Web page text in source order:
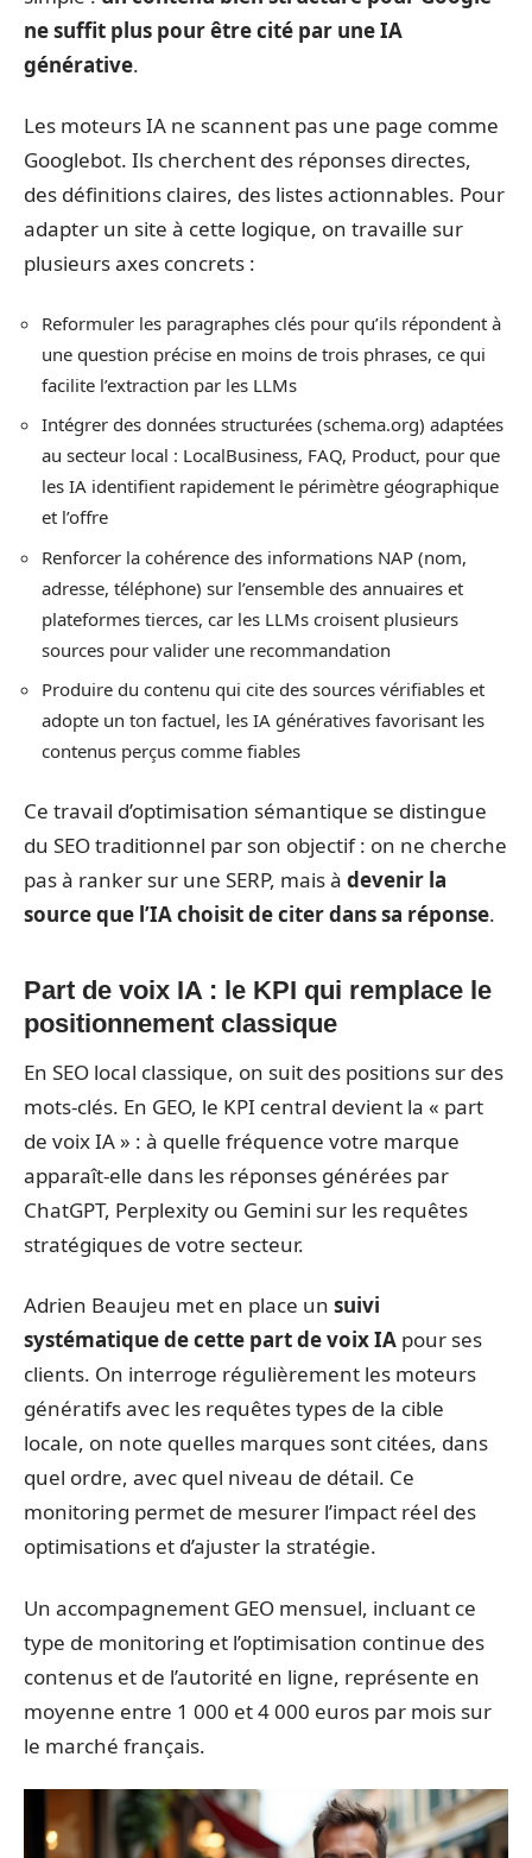
ne suffit plus pour être cité par une IA
générative.
Les moteurs IA ne scannent pas une page comme
Googlebot. Ils cherchent des réponses directes,
des définitions claires, des listes actionnables. Pour
adapter un site à cette logique, on travaille sur
plusieurs axes concrets :
Reformuler les paragraphes clés pour qu’ils répondent à
une question précise en moins de trois phrases, ce qui
facilite l’extraction par les LLMs
Intégrer des données structurées (schema.org) adaptées
au secteur local : LocalBusiness, FAQ, Product, pour que
les IA identifient rapidement le périmètre géographique
et l’offre
Renforcer la cohérence des informations NAP (nom,
adresse, téléphone) sur l’ensemble des annuaires et
plateformes tierces, car les LLMs croisent plusieurs
sources pour valider une recommandation
Produire du contenu qui cite des sources vérifiables et
adopte un ton factuel, les IA génératives favorisant les
contenus perçus comme fiables
Ce travail d’optimisation sémantique se distingue
du SEO traditionnel par son objectif : on ne cherche
pas à ranker sur une SERP, mais à devenir la
source que l’IA choisit de citer dans sa réponse.
Part de voix IA : le KPI qui remplace le
positionnement classique
En SEO local classique, on suit des positions sur des
mots-clés. En GEO, le KPI central devient la « part
de voix IA » : à quelle fréquence votre marque
apparaît-elle dans les réponses générées par
ChatGPT, Perplexity ou Gemini sur les requêtes
stratégiques de votre secteur.
Adrien Beaujeu met en place un suivi
systématique de cette part de voix IA pour ses
clients. On interroge régulièrement les moteurs
génératifs avec les requêtes types de la cible
locale, on note quelles marques sont citées, dans
quel ordre, avec quel niveau de détail. Ce
monitoring permet de mesurer l’impact réel des
optimisations et d’ajuster la stratégie.
Un accompagnement GEO mensuel, incluant ce
type de monitoring et l’optimisation continue des
contenus et de l’autorité en ligne, représente en
moyenne entre 1 000 et 4 000 euros par mois sur
le marché français.